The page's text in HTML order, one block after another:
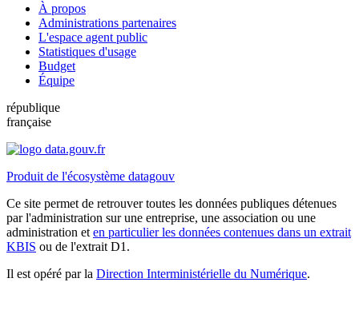
À propos
Administrations partenaires
L'espace agent public
Statistiques d'usage
Budget
Équipe
république
française
Produit de l'écosystème datagouv
Ce site permet de retrouver toutes les données publiques détenues
par l'administration sur une entreprise, une association ou une
administration et en particulier les données contenues dans un extrait
KBIS ou de l'extrait D1.
Il est opéré par la Direction Interministérielle du Numérique.